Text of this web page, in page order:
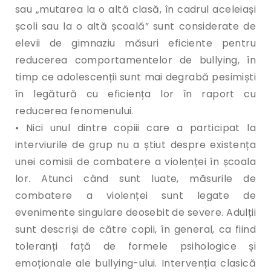
sau „mutarea la o altă clasă, în cadrul aceleiași
școli sau la o altă școală” sunt considerate de
elevii de gimnaziu măsuri eficiente pentru
reducerea comportamentelor de bullying, în
timp ce adolescenții sunt mai degrabă pesimiști
în legătură cu eficiența lor în raport cu
reducerea fenomenului.
• Nici unul dintre copiii care a participat la
interviurile de grup nu a știut despre existența
unei comisii de combatere a violenței în școala
lor. Atunci când sunt luate, măsurile de
combatere a violenței sunt legate de
evenimente singulare deosebit de severe. Adulții
sunt descriși de către copii, în general, ca fiind
toleranți față de formele psihologice și
emoționale ale bullying-ului. Intervenția clasică